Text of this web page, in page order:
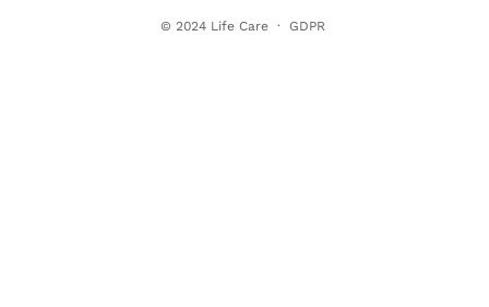
© 2024 Life Care· GDPR